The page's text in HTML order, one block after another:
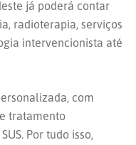
já poderá contar
radioterapia, serviços
intervencionista até
com
tratamento
Por tudo isso,